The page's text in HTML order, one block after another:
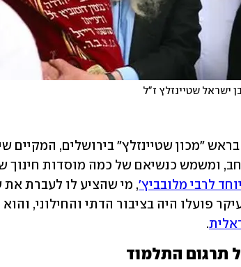
ישראל שטיינזלץ ז"ל
לרבי מלובביץ'
.